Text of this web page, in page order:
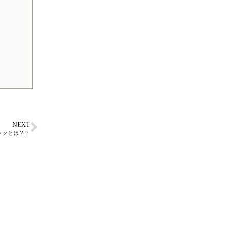
NEXT
とは？？